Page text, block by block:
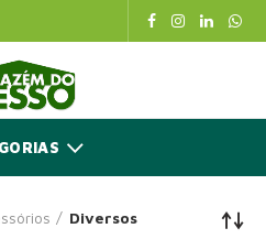
Diversos